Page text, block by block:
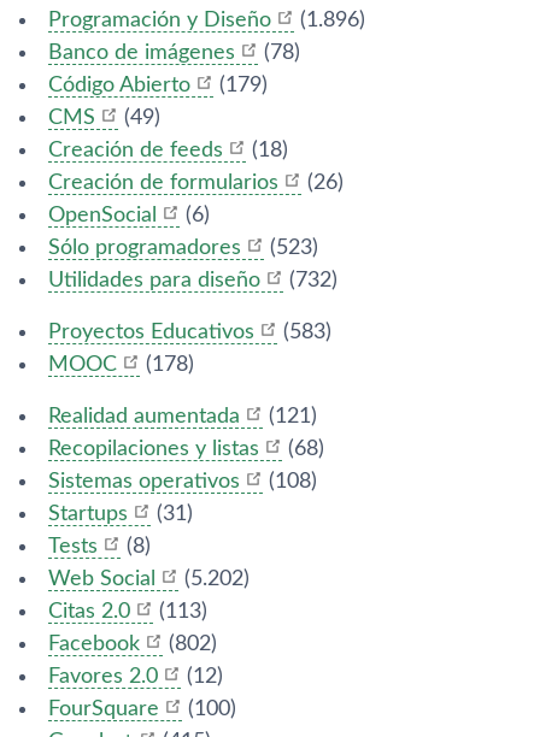
Programación y Diseño
(1.896)
Banco de imágenes
(78)
Código Abierto
(179)
CMS
(49)
Creación de feeds
(18)
Creación de formularios
(26)
OpenSocial
(6)
Sólo programadores
(523)
Utilidades para diseño
(732)
Proyectos Educativos
(583)
MOOC
(178)
Realidad aumentada
(121)
Recopilaciones y listas
(68)
Sistemas operativos
(108)
Startups
(31)
Tests
(8)
Web Social
(5.202)
Citas 2.0
(113)
Facebook
(802)
Favores 2.0
(12)
FourSquare
(100)